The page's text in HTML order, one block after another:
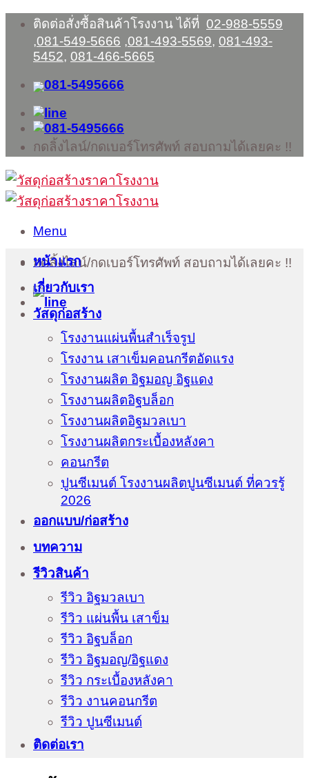
Skip
content
ติดต่อสั่งซื้อสินค้าโรงงาน ได้ที่ 02-988-5559
,081-549-5666 ,081-493-5569, 081-493-
5452, 081-466-5665
กดลิ้งไลน์/กดเบอร์โทรศัพท์ สอบถามได้เลยคะ !!
Menu
กดลิ้งไลน์/กดเบอร์โทรศัพท์ สอบถามได้เลยคะ !!
หน้าแรก
เกี่ยวกับเรา
วัสดุก่อสร้าง
โรงงานแผ่นพื้นสำเร็จรูป
โรงงาน เสาเข็มคอนกรีตอัดแรง
โรงงานผลิต อิฐมอญ อิฐแดง
โรงงานผลิตอิฐบล็อก
โรงงานผลิตอิฐมวลเบา
โรงงานผลิตกระเบื้องหลังคา
คอนกรีต
ปูนซีเมนต์ โรงงานผลิตปูนซีเมนต์ ที่ควรรู้
2026
ออกแบบ/ก่อสร้าง
บทความ
รีวิวสินค้า
รีวิว อิฐมวลเบา
รีวิว แผ่นพื้น เสาข็ม
รีวิว อิฐบล็อก
รีวิว อิฐมอญ/อิฐแดง
รีวิว กระเบื้องหลังคา
รีวิว งานคอนกรีต
รีวิว ปูนซีเมนต์
ติดต่อเรา